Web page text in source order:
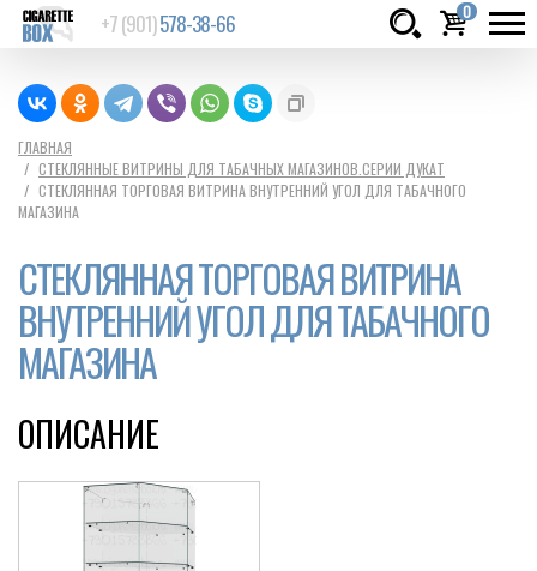
+7 (901)578-38-66 0
руб.
ГЛАВНАЯ
СТЕКЛЯННЫЕ ВИТРИНЫ ДЛЯ ТАБАЧНЫХ МАГАЗИНОВ.СЕРИИ ДУКАТ
СТЕКЛЯННАЯ ТОРГОВАЯ ВИТРИНА ВНУТРЕННИЙ УГОЛ ДЛЯ ТАБАЧНОГО
МАГАЗИНА
СТЕКЛЯННАЯ ТОРГОВАЯ ВИТРИНА
ВНУТРЕННИЙ УГОЛ ДЛЯ ТАБАЧНОГО
МАГАЗИНА
ОПИСАНИЕ